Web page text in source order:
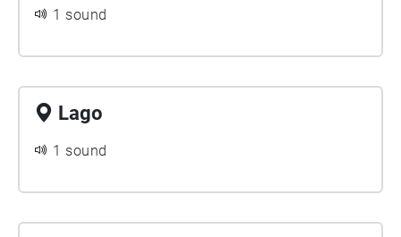
1 sound
Lago
1 sound